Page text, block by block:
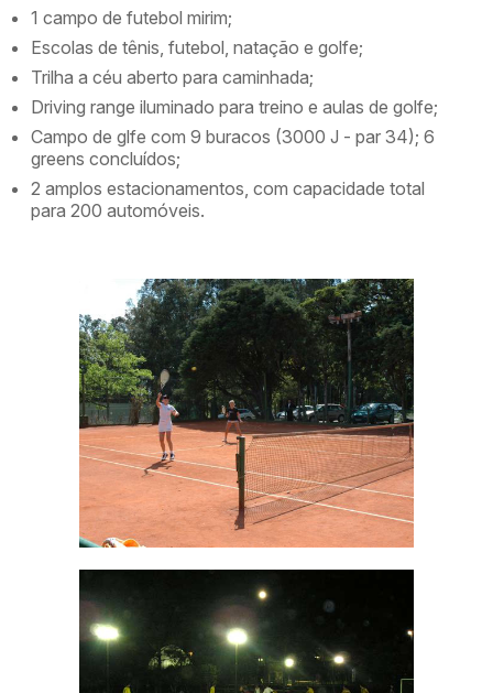
1 campo de futebol mirim;
Escolas de tênis, futebol, natação e golfe;
Trilha a céu aberto para caminhada;
Driving range iluminado para treino e aulas de golfe;
Campo de glfe com 9 buracos (3000 J - par 34); 6
greens concluídos;
2 amplos estacionamentos, com capacidade total
para 200 automóveis.